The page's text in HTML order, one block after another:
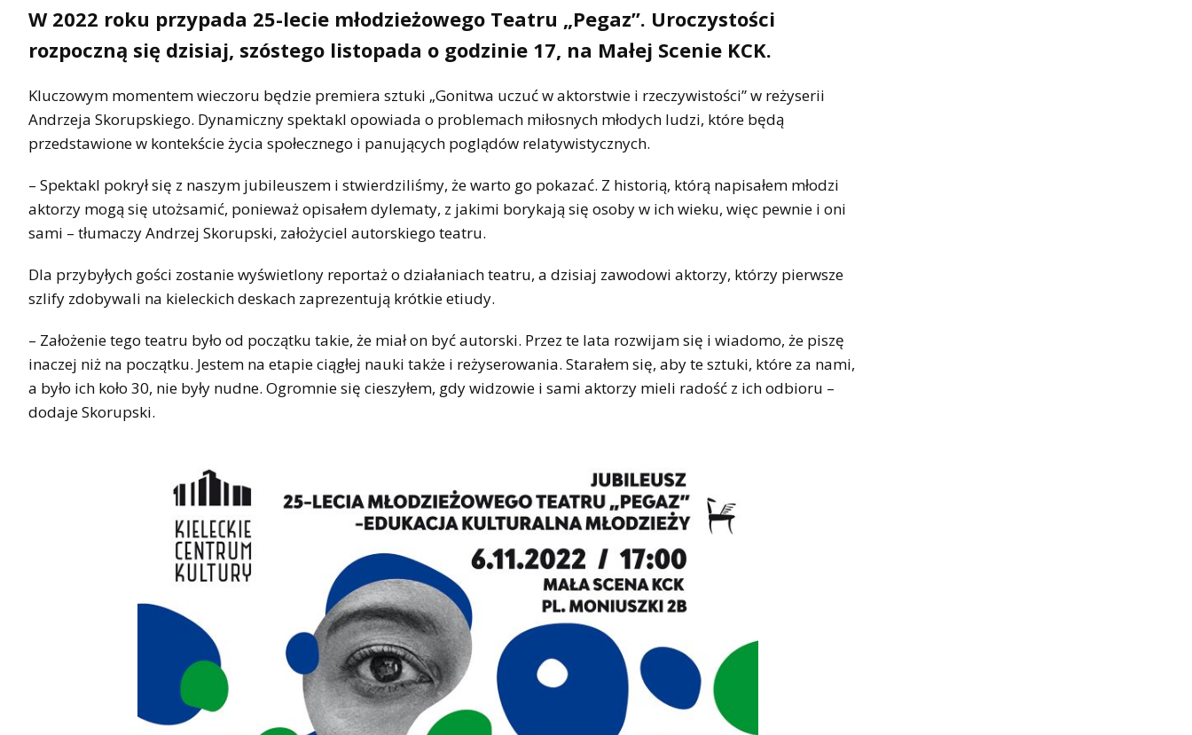
W 2022 roku przypada 25-lecie młodzieżowego Teatru „Pegaz”. Uroczystości
rozpoczną się dzisiaj, szóstego listopada o godzinie 17, na Małej Scenie KCK.
Kluczowym momentem wieczoru będzie premiera sztuki „Gonitwa uczuć w aktorstwie i rzeczywistości” w reżyserii
Andrzeja Skorupskiego. Dynamiczny spektakl opowiada o problemach miłosnych młodych ludzi, które będą
przedstawione w kontekście życia społecznego i panujących poglądów relatywistycznych.
– Spektakl pokrył się z naszym jubileuszem i stwierdziliśmy, że warto go pokazać. Z historią, którą napisałem młodzi
aktorzy mogą się utożsamić, ponieważ opisałem dylematy, z jakimi borykają się osoby w ich wieku, więc pewnie i oni
sami – tłumaczy Andrzej Skorupski, założyciel autorskiego teatru.
Dla przybyłych gości zostanie wyświetlony reportaż o działaniach teatru, a dzisiaj zawodowi aktorzy, którzy pierwsze
szlify zdobywali na kieleckich deskach zaprezentują krótkie etiudy.
– Założenie tego teatru było od początku takie, że miał on być autorski. Przez te lata rozwijam się i wiadomo, że piszę
inaczej niż na początku. Jestem na etapie ciągłej nauki także i reżyserowania. Starałem się, aby te sztuki, które za nami,
a było ich koło 30, nie były nudne. Ogromnie się cieszyłem, gdy widzowie i sami aktorzy mieli radość z ich odbioru –
dodaje Skorupski.